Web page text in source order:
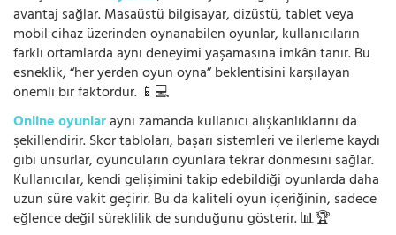
avantaj sağlar. Masaüstü bilgisayar, dizüstü, tablet veya
mobil cihaz üzerinden oynanabilen oyunlar, kullanıcıların
farklı ortamlarda aynı deneyimi yaşamasına imkân tanır. Bu
esneklik, “her yerden oyun oyna” beklentisini karşılayan
önemli bir faktördür. 📱💻
Online oyunlaraynı zamanda kullanıcı alışkanlıklarını da
şekillendirir. Skor tabloları, başarı sistemleri ve ilerleme kaydı
gibi unsurlar, oyuncuların oyunlara tekrar dönmesini sağlar.
Kullanıcılar, kendi gelişimini takip edebildiği oyunlarda daha
uzun süre vakit geçirir. Bu da kaliteli oyun içeriğinin, sadece
eğlence değil süreklilik de sunduğunu gösterir. 📊🏆